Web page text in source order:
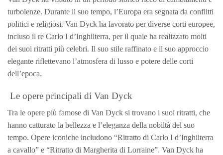
turbolenze. Durante il suo tempo, l’Europa era segnata da conflitti
politici e religiosi. Van Dyck ha lavorato per diverse corti europee,
incluso il re Carlo I d’Inghilterra, per il quale ha realizzato molti
dei suoi ritratti più celebri. Il suo stile raffinato e il suo approccio
elegante riflettevano l’atmosfera di lusso e potere delle corti
dell’epoca.
Le opere principali di Van Dyck
Tra le opere più famose di Van Dyck si trovano i suoi ritratti, che
hanno catturato la bellezza e l’eleganza della nobiltà del suo
tempo. Opere iconiche includono “Ritratto di Carlo I d’Inghilterra
a cavallo” e “Ritratto di Margherita di Lorraine”. Van Dyck ha